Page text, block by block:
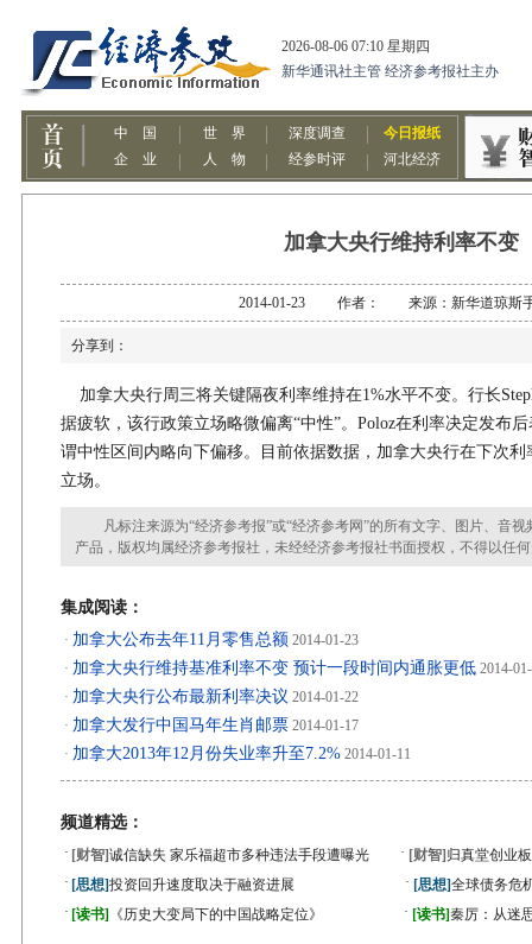
加拿大央行维持利率不变
2014-01-23 作者： 来源：新华道琼斯
分享到：
加拿大央行周三将关键隔夜利率维持在1%水平不变。行长
据疲软，该行政策立场略微偏离“中性”。Poloz在利率决定发布
谓中性区间内略向下偏移。目前依据数据，加拿大央行在下次
立场。
凡标注来源为“经济参考报”或“经济参考网”的所有文字、图片、音视
产品，版权均属经济参考报社，未经经济参考报社书面授权，不得以任
集成阅读：
· 加拿大公布去年11月零售总额 2014-01-23
· 加拿大央行维持基准利率不变 预计一段时间内通胀更低 2014-
· 加拿大央行公布最新利率决议 2014-01-22
· 加拿大发行中国马年生肖邮票 2014-01-17
· 加拿大2013年12月份失业率升至7.2% 2014-01-11
频道精选：
· [财智]诚信缺失 家乐福超市多种违法手段遭曝光 · [财智] 归真堂创业
· [思想]投资回升速度取决于融资进展 · [思想]全球债务危
· [读书] 《历史大变局下的中国战略定位》 · [读书]秦厉：从迷